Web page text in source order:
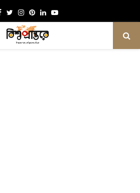
Facebook
TwitterInstagram
Pinterest
LinkedinYoutube